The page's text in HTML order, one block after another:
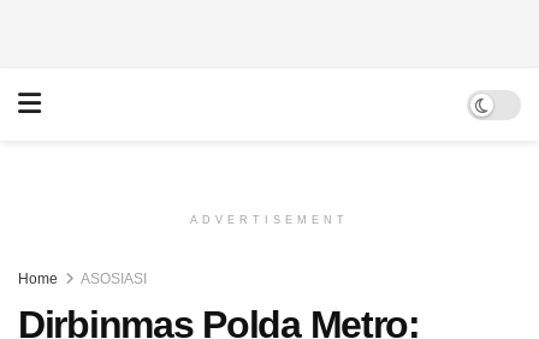
ADVERTISEMENT
Home ASOSIASI
Dirbinmas Polda Metro: